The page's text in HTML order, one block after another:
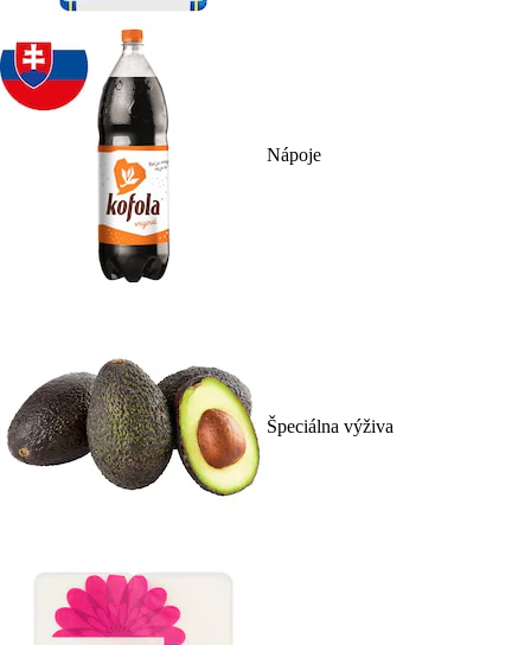
Nápoje
Špeciálna výživa